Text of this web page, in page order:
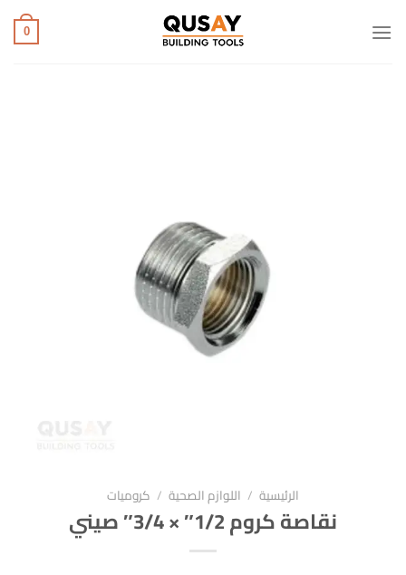
للمحتوى
0
الرئيسية / اللوازم الصحية / كروميات
نقاصة كروم 1/2″ × 3/4″ صيني